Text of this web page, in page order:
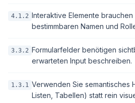
4.1.2 Interaktive Elemente
bestimmbaren Namen und
3.3.2 Formularfelder benötigen
erwarteten Input beschreiben.
1.3.1 Verwenden Sie semantisches
Listen, Tabellen) statt rein